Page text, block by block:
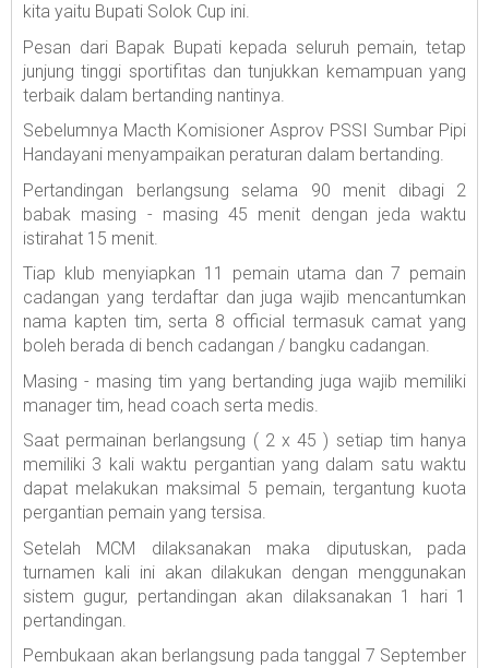
kita yaitu Bupati Solok Cup ini.
Pesan dari Bapak Bupati kepada seluruh pemain, tetap
junjung tinggi sportifitas dan tunjukkan kemampuan yang
terbaik dalam bertanding nantinya.
Sebelumnya Macth Komisioner Asprov PSSI Sumbar Pipi
Handayani menyampaikan peraturan dalam bertanding.
Pertandingan berlangsung selama 90 menit dibagi 2
babak masing - masing 45 menit dengan jeda waktu
istirahat 15 menit.
Tiap klub menyiapkan 11 pemain utama dan 7 pemain
cadangan yang terdaftar dan juga wajib mencantumkan
nama kapten tim, serta 8 official termasuk camat yang
boleh berada di bench cadangan / bangku cadangan.
Masing - masing tim yang bertanding juga wajib memiliki
manager tim, head coach serta medis.
Saat permainan berlangsung ( 2 x 45 ) setiap tim hanya
memiliki 3 kali waktu pergantian yang dalam satu waktu
dapat melakukan maksimal 5 pemain, tergantung kuota
pergantian pemain yang tersisa.
Setelah MCM dilaksanakan maka diputuskan, pada
turnamen kali ini akan dilakukan dengan menggunakan
sistem gugur, pertandingan akan dilaksanakan 1 hari 1
pertandingan.
Pembukaan akan berlangsung pada tanggal 7 September